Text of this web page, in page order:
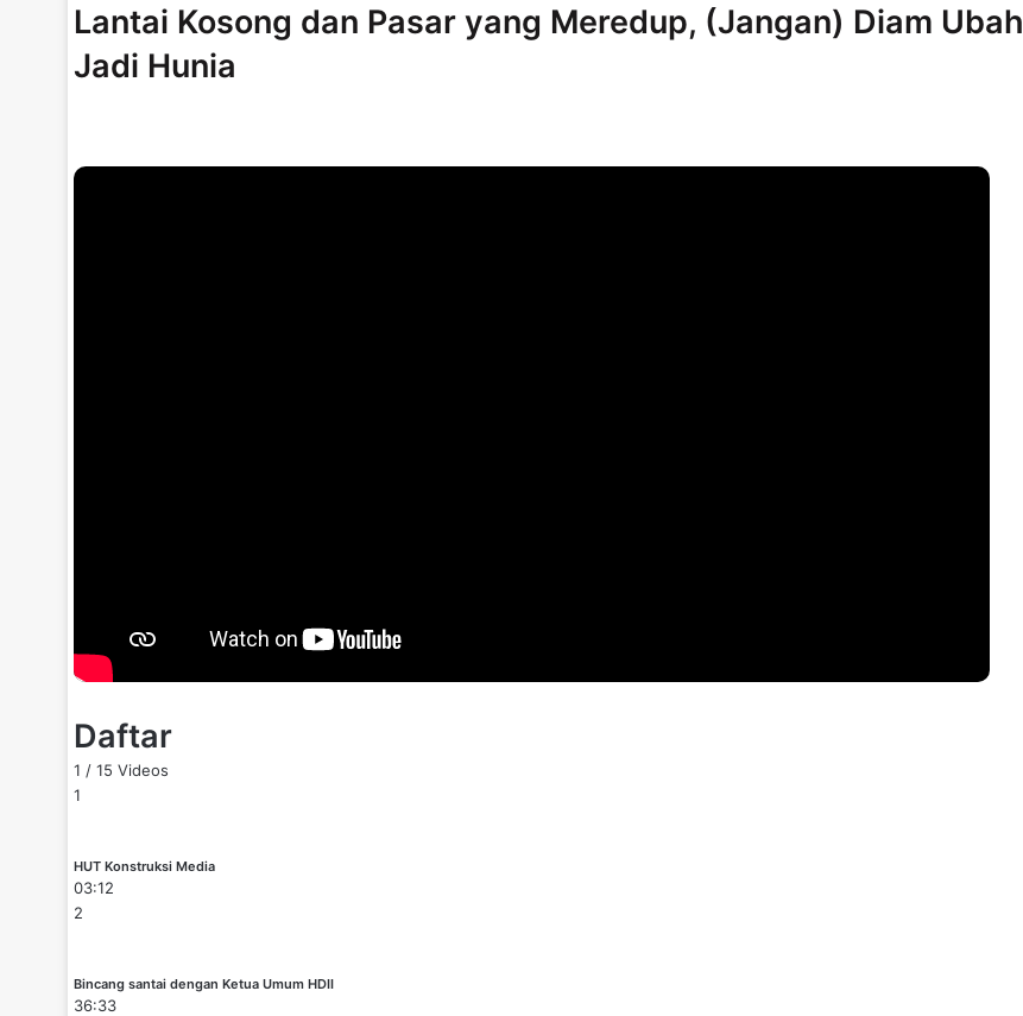
Lantai Kosong dan Pasar yang Meredup, (Jangan) Diam Ubah
Jadi Hunia
Daftar
1 / 15 Videos
1
HUT Konstruksi Media
03:12
2
Bincang santai dengan Ketua Umum HDII
36:33